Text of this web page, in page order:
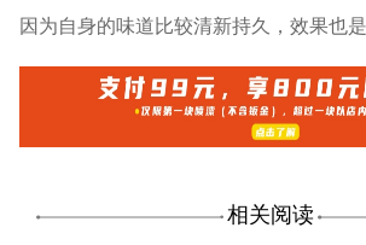
因为自身的味道比较清新持久，效果也是
相关阅读